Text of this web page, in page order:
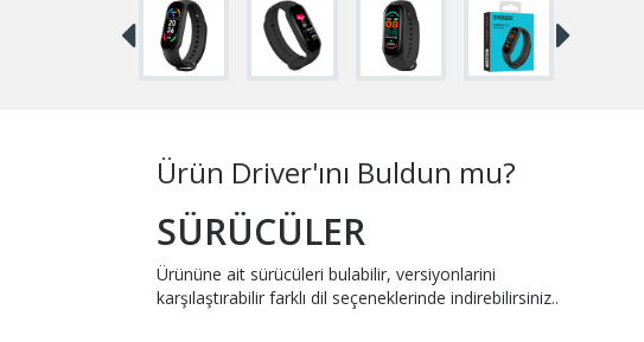
Ürün Driver'ını Buldun mu?
SÜRÜCÜLER
Ürününe ait sürücüleri bulabilir, versiyonlarini
karşılaştırabilir farklı dil seçeneklerinde indirebilirsiniz..